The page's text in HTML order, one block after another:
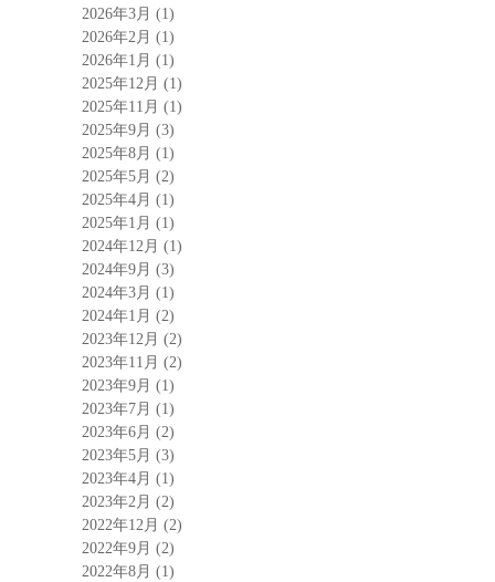
2026年3月 (1)
2026年2月 (1)
2026年1月 (1)
2025年12月 (1)
2025年11月 (1)
2025年9月 (3)
2025年8月 (1)
2025年5月 (2)
2025年4月 (1)
2025年1月 (1)
2024年12月 (1)
2024年9月 (3)
2024年3月 (1)
2024年1月 (2)
2023年12月 (2)
2023年11月 (2)
2023年9月 (1)
2023年7月 (1)
2023年6月 (2)
2023年5月 (3)
2023年4月 (1)
2023年2月 (2)
2022年12月 (2)
2022年9月 (2)
2022年8月 (1)